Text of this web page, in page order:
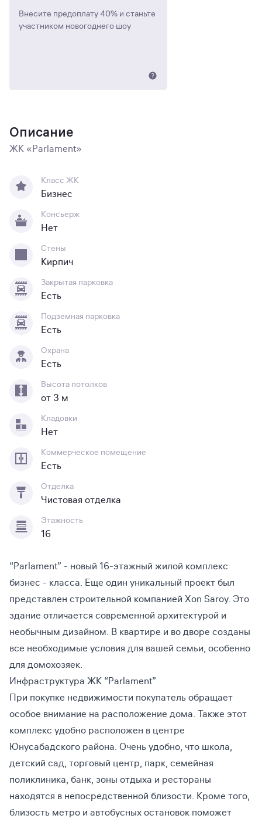
Внесите предоплату 40% и станьте
участником новогоднего шоу
Описание
ЖК «Parlament»
Класс ЖК
Бизнес
Консьерж
Нет
Стены
Кирпич
Закрытая парковка
Есть
Подземная парковка
Есть
Охрана
Есть
Высота потолков
от 3 м
Кладовки
Нет
Коммерческое помещение
Есть
Отделка
Чистовая отделка
Этажность
16
“Parlament” - новый 16-этажный жилой комплекс
бизнес - класса. Еще один уникальный проект был
представлен строительной компанией Xon Saroy. Это
здание отличается современной архитектурой и
необычным дизайном. В квартире и во дворе созданы
все необходимые условия для вашей семьи, особенно
для домохозяек.
Инфраструктура ЖК “Parlament”
При покупке недвижимости покупатель обращает
особое внимание на расположение дома. Также этот
комплекс удобно расположен в центре
Юнусабадского района. Очень удобно, что школа,
детский сад, торговый центр, парк, семейная
поликлиника, банк, зоны отдыха и рестораны
находятся в непосредственной близости. Кроме того,
близость метро и автобусных остановок поможет